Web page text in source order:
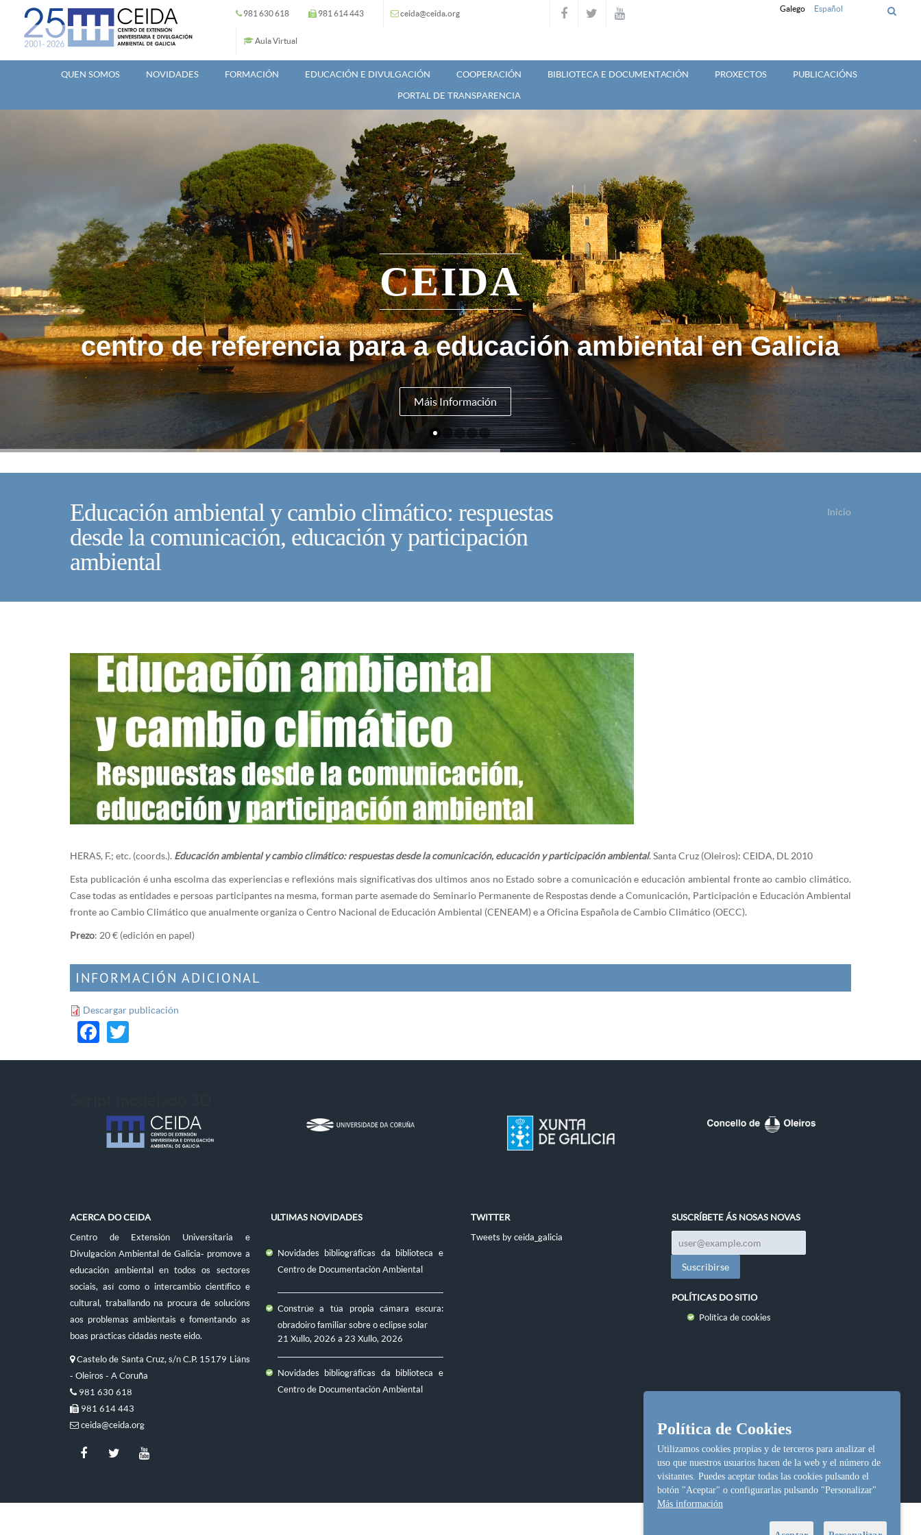
Ir o contido principal 981 630 618 981 614 443 ceida@ceida.org
Aula Virtual
Galego Español
QUEN SOMOS NOVIDADES FORMACIÓN EDUCACIÓN E DIVULGACIÓN COOPERACIÓN BIBLIOTECA E DOCUMENTACIÓN PROXECTOS
PUBLICACIÓNS
PORTAL DE TRANSPARENCIA
centro de referencia para a educación ambiental en Galicia
Máis Información
CEIDA
Educación ambiental y cambio climático: respuestas
desde la comunicación, educación y participación
ambiental
Inicio
HERAS, F.; etc. (coords.). Educación ambiental y cambio climático: respuestas desde la comunicación, educación y participación ambiental. Santa Cruz (Oleiros): CEIDA, DL 2010
Esta publicación é unha escolma das experiencias e reflexións mais significativas dos ultimos anos no Estado sobre a comunicación e educación ambiental fronte ao cambio climático.
Case todas as entidades e persoas participantes na mesma, forman parte asemade do Seminario Permanente de Respostas dende a Comunicación, Participación e Educación Ambiental
fronte ao Cambio Climático que anualmente organiza o Centro Nacional de Educación Ambiental (CENEAM) e a Oficina Española de Cambio Climático (OECC).
Prezo: 20 € (edición en papel)
INFORMACIÓN ADICIONAL
Descargar publicación
Facebook
ACERCA DO CEIDA
Centro de Extensión Universitaria e
Divulgación Ambiental de Galicia- promove a
educación ambiental en todos os sectores
sociais, así como o intercambio científico e
cultural, traballando na procura de solucións
aos problemas ambientais e fomentando as
boas prácticas cidadás neste eido.
Castelo de Santa Cruz, s/n C.P. 15179 Liáns
- Oleiros - A Coruña
981 630 618
981 614 443
ceida@ceida.org
ULTIMAS NOVIDADES
Novidades bibliográficas da biblioteca e
Centro de Documentación Ambiental
Constrúe a túa propia cámara escura:
obradoiro familiar sobre o eclipse solar
21 Xullo, 2026 a 23 Xullo, 2026
Novidades bibliográficas da biblioteca e
Centro de Documentación Ambiental
TWITTER
Tweets by ceida_galicia
SUSCRÍBETE ÁS NOSAS NOVAS
POLÍTICAS DO SITIO
Política de cookies
Política de Cookies
Utilizamos cookies propias y de terceros para analizar el
uso que nuestros usuarios hacen de la web y el número de
visitantes. Puedes aceptar todas las cookies pulsando el
botón "Aceptar" o configurarlas pulsando "Personalizar"
Más información